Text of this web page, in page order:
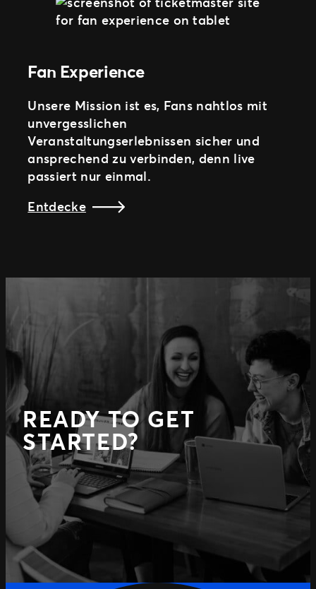
Fan Experience
Unsere Mission ist es, Fans nahtlos mit
unvergesslichen
Veranstaltungserlebnissen sicher und
ansprechend zu verbinden, denn live
passiert nur einmal.
Entdecke
READY TO GET
STARTED?